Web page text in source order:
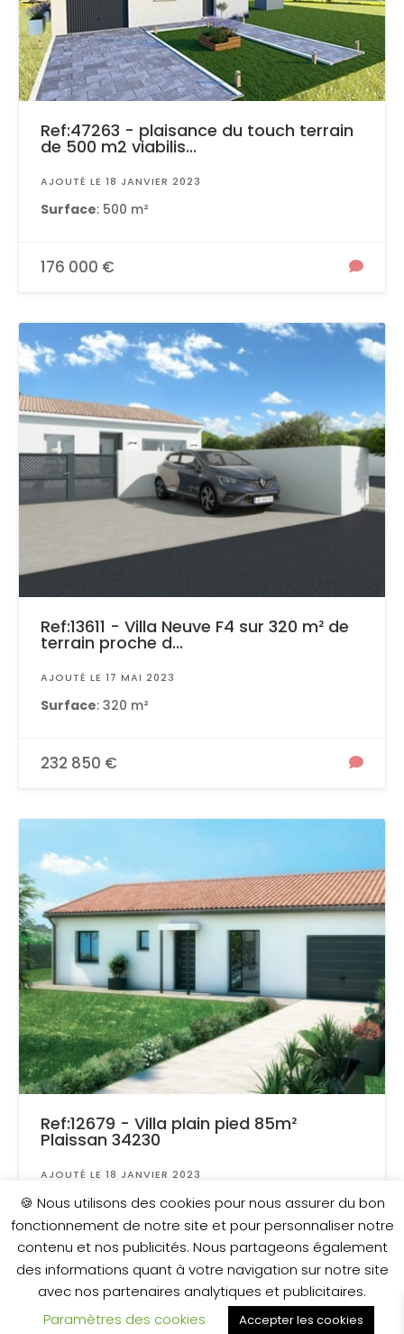
Ref:47263 - plaisance du touch terrain
de 500 m2 viabilis...
AJOUTÉ LE 18 JANVIER 2023
Surface: 500 m²
176 000 €
Ref:13611 - Villa Neuve F4 sur 320 m² de
terrain proche d...
AJOUTÉ LE 17 MAI 2023
Surface: 320 m²
232 850 €
Ref:12679 - Villa plain pied 85m²
Plaissan 34230
AJOUTÉ LE 18 JANVIER 2023
Surface: 350 m²
257 000 €
🍪 Nous utilisons des cookies pour nous assurer du bon
fonctionnement de notre site et pour personnaliser notre
contenu et nos publicités. Nous partageons également
des informations quant à votre navigation sur notre site
avec nos partenaires analytiques et publicitaires.
Paramètres des cookies
Accepter les cookies